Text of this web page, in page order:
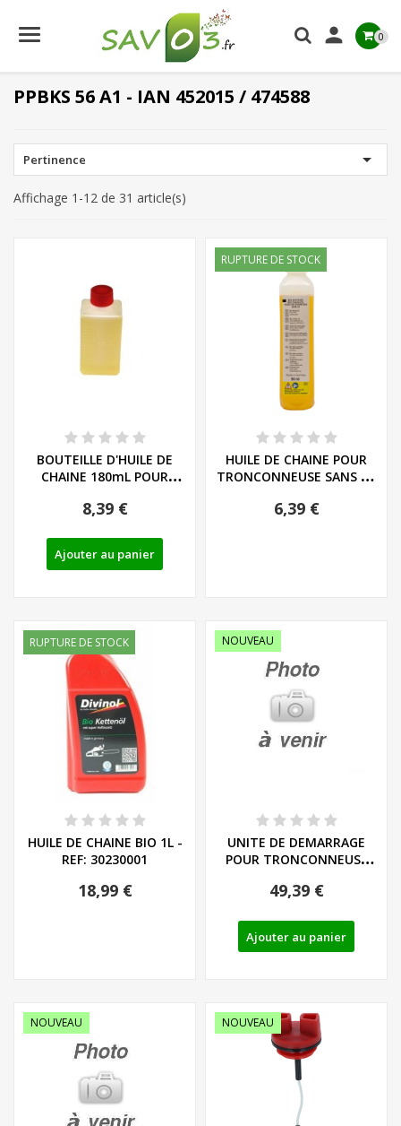
 0
PPBKS 56 A1 - IAN 452015 / 474588
Pertinence 
Affichage 1-12 de 31 article(s)
BOUTEILLE D'HUILE DE
CHAINE 180mL POUR
8,39 €
Ajouter au panier
RUPTURE DE STOCK
HUILE DE CHAINE POUR
TRONCONNEUSE SANS FIL
6,39 €
RUPTURE DE STOCK
HUILE DE CHAINE BIO 1L -
REF: 30230001
18,99 €
NOUVEAU
UNITE DE DEMARRAGE
POUR TRONCONNEUSE
PERFORMANCE...
49,39 €
Ajouter au panier
NOUVEAU NOUVEAU